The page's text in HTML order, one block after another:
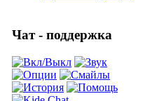
Чат - поддержка